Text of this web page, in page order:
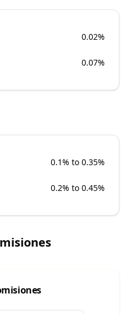
0.02%
0.07%
0.1% to 0.35%
0.2% to 0.45%